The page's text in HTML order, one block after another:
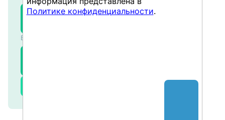
SCO
Планирование
Бизнес-аналитика
Политике конфиденциальности.